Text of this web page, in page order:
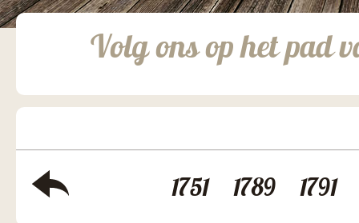
Volg ons op het pad
1751 1789 1791